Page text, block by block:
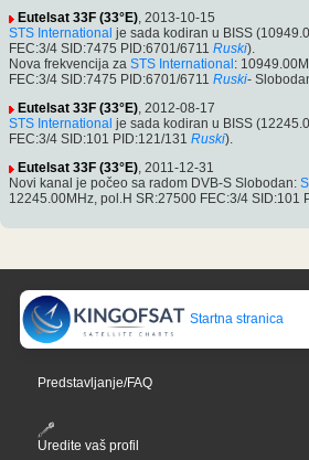
Eutelsat 33F (33°E), 2013-10-15
STS International je sada kodiran u BISS
FEC:3/4 SID:7475 PID:6701/6711 Ruski).
Nova frekvencija za STS International :
FEC:3/4 SID:7475 PID:6701/6711 Ruski-
Eutelsat 33F (33°E), 2012-08-17
STS International je sada kodiran u BISS
FEC:3/4 SID:101 PID:121/131 Ruski).
Eutelsat 33F (33°E), 2011-12-31
Novi kanal je počeo sa radom DVB-S Slobodan:
12245.00MHz, pol.H SR:27500 FEC:3/4 SID:101
Startna stranica
Predstavljanje/FAQ
Uredite vaš profil